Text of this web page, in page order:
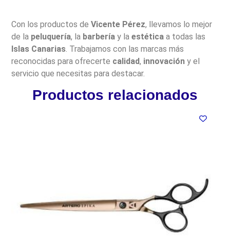
Con los productos deVicente Pérez, llevamos lo mejor
de la peluquería, la barbería y laestética a todas las
Islas Canarias. Trabajamos con las marcas más
reconocidas para ofrecerte calidad, innovación y el
servicio que necesitas para destacar.
Productos relacionados